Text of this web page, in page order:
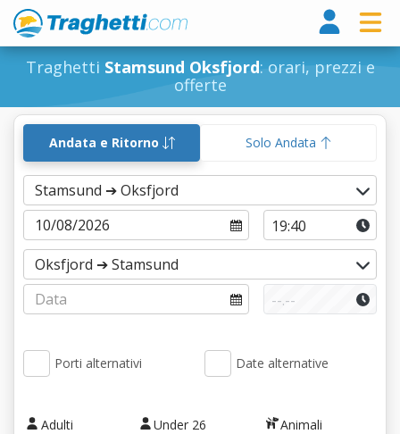
Traghetti Stamsund Oksfjord: orari, prezzi e
offerte
Andata e Ritorno Solo Andata
Porti alternativi Date alternative
Adulti Under 26 Animali